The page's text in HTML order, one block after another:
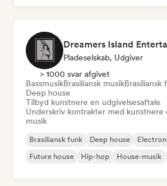
Dreamers Island
Pladeselskab, Udgiver
> 1000 svar afgivet
BassmusikBrasiliansk musikBrasiliansk
Deep house
Tilbyd kunstnere en udgivelsesaftale
Underskriv kontrakter med kunstnere
musik
Brasiliansk funk Deep house
Future house
Hip-hop House-musik